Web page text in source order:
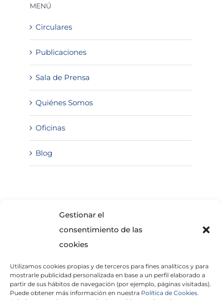
Gestionar el
consentimiento de las
cookies
Utilizamos cookies propias y de terceros para fines analíticos y para
mostrarle publicidad personalizada en base a un perfil elaborado a
partir de sus hábitos de navegación (por ejemplo, páginas visitadas).
Puede obtener más información en nuestra Política de Cookies.
MENÚ
Circulares
Publicaciones
Sala de Prensa
Quiénes Somos
Oficinas
Blog